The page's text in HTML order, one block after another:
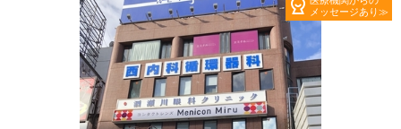
メッセージあり